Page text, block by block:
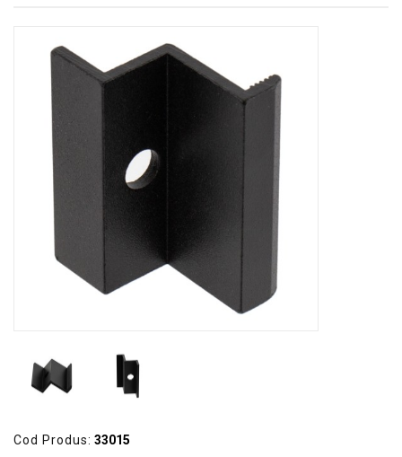
TENSIUNE
ECHIPAMENTE
ELECTRICE
ECHIPAMENTE
FOTOVOLTAICE
Cod Produs: 33015